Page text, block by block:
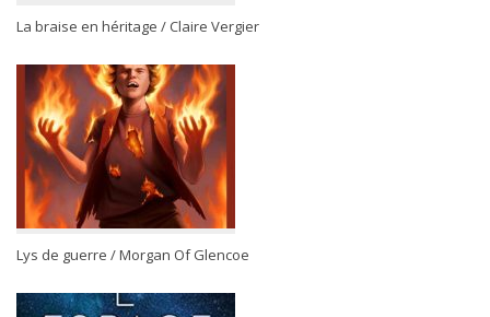
La braise en héritage / Claire Vergier
Lys de guerre / Morgan Of Glencoe